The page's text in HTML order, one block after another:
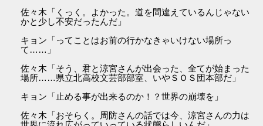
佐々木「くっく。よかった。道を間違えているんじゃない
かと少し不安だったんだ」
キョン「ってことはお前の行かなきゃいけない場所っ
て……」
佐々木「そう、君と涼宮さんが出会った、全てが始まった
場所……県立北高校文芸部部室、いやＳＯＳ団本部だ」
キョン「止める事が出来るのか！？世界の崩壊を」
佐々木「おそらく。周防さんの話では今、涼宮さんの力は